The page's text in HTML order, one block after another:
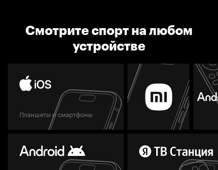
Смотрите спорт на любом
устройстве
Планшеты и смартфоны